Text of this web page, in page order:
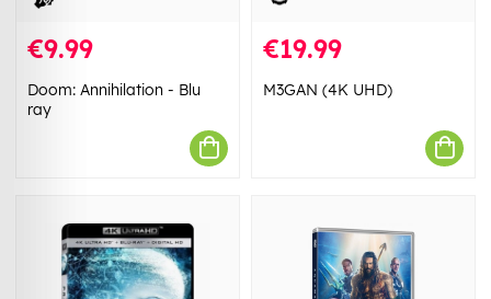
€9.99
Doom: Annihilation - Blu
ray
€19.99
M3GAN (4K UHD)